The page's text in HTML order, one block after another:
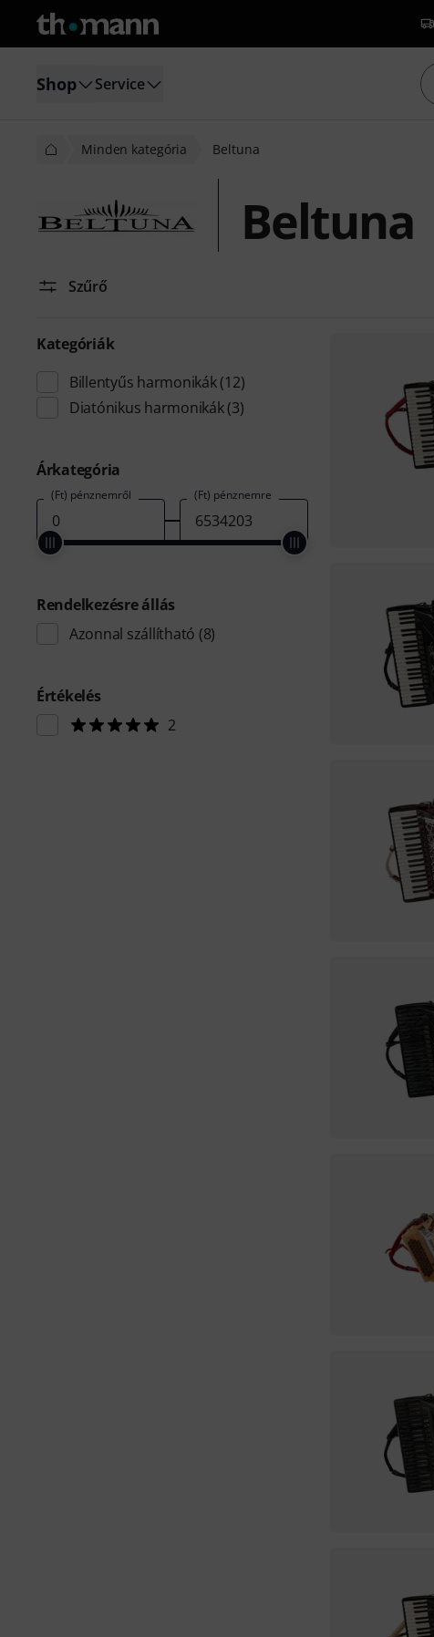
Shop Service
Minden kategória Beltuna
Beltuna
Szűrő
Kategóriák
Billentyűs harmonikák(12)
Diatónikus harmonikák(3)
Árkategória
(Ft) pénznemről (Ft) pénznemre
Rendelkezésre állás
Azonnal szállítható (8)
Értékelés
2